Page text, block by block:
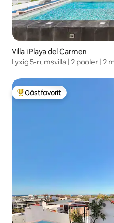
Villa i Playa del Carmen
Lyxig 5-rumsvilla | 2 pooler | 2
Populär gästfavorit
Gästfavorit